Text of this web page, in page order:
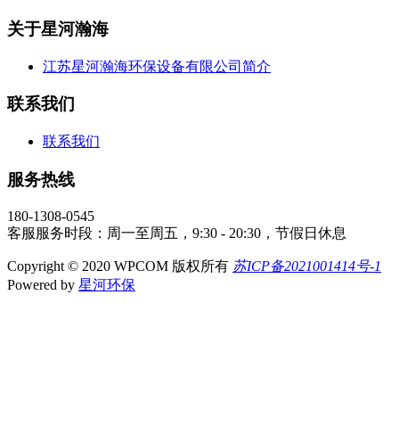
关于星河瀚海
江苏星河瀚海环保设备有限公司简介
联系我们
联系我们
服务热线
180-1308-0545
客服服务时段：周一至周五，9:30 - 20:30，节假日休息
Copyright © 2020 WPCOM 版权所有 苏ICP备2021001414号-1
Powered by 星河环保